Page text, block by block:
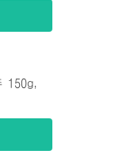
150g,